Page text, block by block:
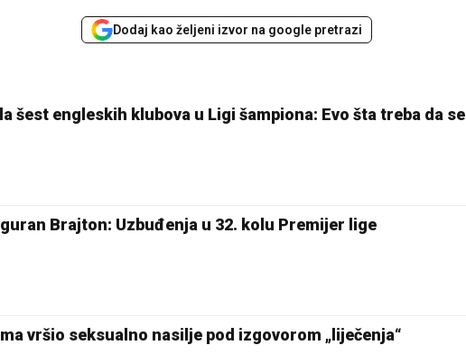
Dodaj kao željeni izvor na google pretrazi
šest engleskih klubova u Ligi šampiona: Evo šta treba da se
Brajton: Uzbuđenja u 32. kolu Premijer lige
vršio seksualno nasilje pod izgovorom „liječenja“